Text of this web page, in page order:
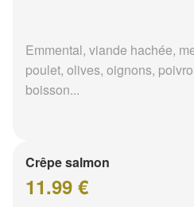
Emmental, viande hachée,
poulet, olives, oignons,
boisson...
Crêpe salmon
11.99 €